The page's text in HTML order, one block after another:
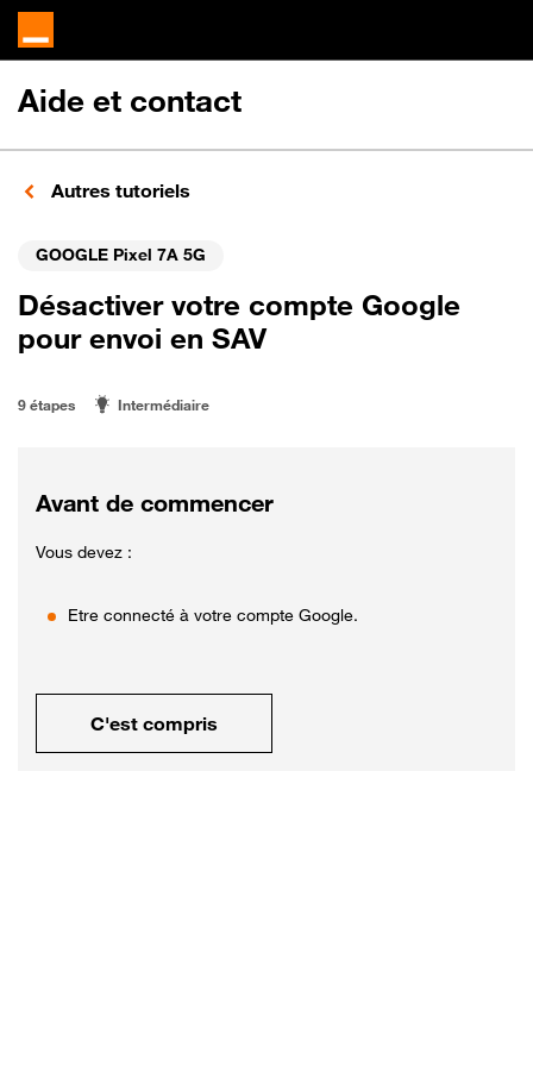
Aide et contact
Autres tutoriels
GOOGLE Pixel 7A 5G
Désactiver votre compte Google
pour envoi en SAV
9 étapes Intermédiaire
Avant de commencer
Vous devez :
Etre connecté à votre compte Google.
C'est compris